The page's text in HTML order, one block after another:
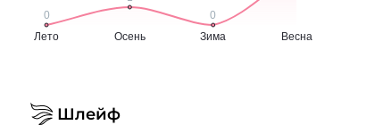
Шлейф